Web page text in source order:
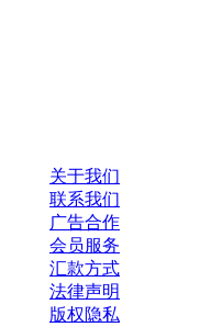
关于我们
联系我们
广告合作
会员服务
汇款方式
法律声明
版权隐私